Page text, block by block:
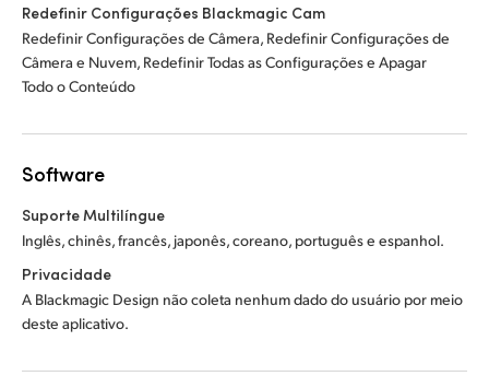
Redefinir Configurações Blackmagic Cam
Redefinir Configurações de Câmera, Redefinir Configurações de
Câmera e Nuvem, Redefinir Todas as Configurações e Apagar
Todo o Conteúdo
Software
Suporte Multilíngue
Inglês, chinês, francês, japonês, coreano, português e espanhol.
Privacidade
A Blackmagic Design não coleta nenhum dado do usuário por meio
deste aplicativo.